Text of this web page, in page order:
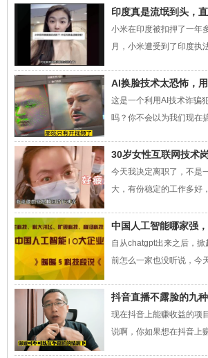
印度真是流氓到头，
小米在印度被扣押了一年
月，小米遭受到了印度执
AI换脸技术太恐怖，
这是一个利用AI技术诈骗
吗？你不会以为我们现在
30岁女性互联网技术
今天我决定离职了，不是
大，有份稳定的工作多好
中国人工智能哪家强
自从chatgpt出来之后，
前怎么一家也没听说，今
抖音直播不露脸的九
现在抖音上能赚收益的项
说啊，你如果想在抖音上